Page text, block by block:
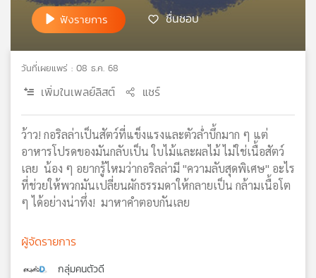
ข่าย
วิทยุ
ไทย
เอส
แผนที่
วิทยุ
ฟังรายการ ชื่นชอบ
วันที่เผยแพร่ : 08 ธ.ค. 68
เพิ่มในเพลย์ลิสต์ แชร์
ว้าว! กอริลล่าเป็นสัตว์ที่แข็งแรงและตัวล่ำบึ้กมาก ๆ แต่
อาหารโปรดของมันกลับเป็น ใบไม้และผลไม้ ไม่ใช่เนื้อสัตว์
เลย น้อง ๆ อยากรู้ไหมว่ากอริลล่ามี "ความลับสุดพิเศษ" อะไร
ที่ช่วยให้พวกมันเปลี่ยนผักธรรมดาให้กลายเป็น กล้ามเนื้อโต
ๆ ได้อย่างน่าทึ่ง! มาหาคำตอบกันเลย
ผู้จัดรายการ
กลุ่มคนตัวดี